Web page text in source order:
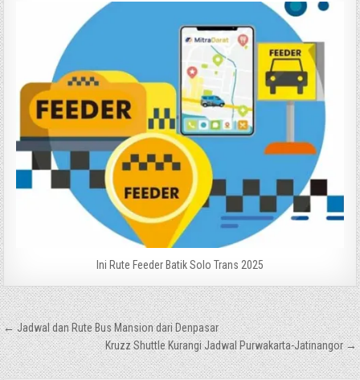
Ini Rute Feeder Batik Solo Trans 2025
Navigasi
pos
← Jadwal dan Rute Bus Mansion dari Denpasar
Kruzz Shuttle Kurangi Jadwal Purwakarta-Jatinangor →